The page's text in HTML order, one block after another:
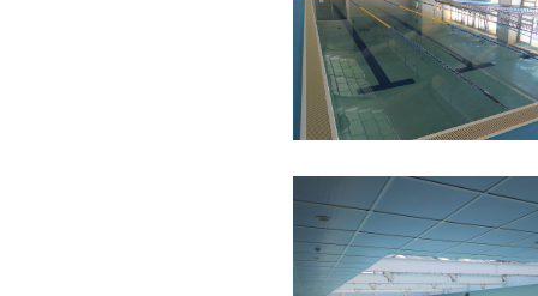
2021年 兵庫県 学校 ステンレ